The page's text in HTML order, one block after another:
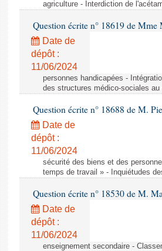
agriculture - Interdiction de
Question écrite n° 18619 de Mme
Date de
dépôt :
11/06/2024
personnes handicapées -
des structures médico-sociales au
Question écrite n° 18688 de M.
Date de
dépôt :
11/06/2024
sécurité des biens et des
temps de travail » - Inquiétudes
Question écrite n° 18530 de M.
Date de
dépôt :
11/06/2024
enseignement secondaire -